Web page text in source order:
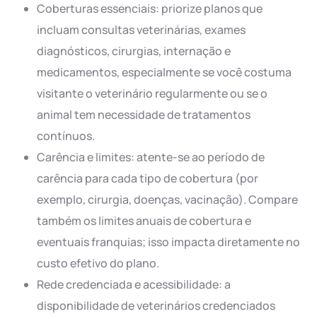
Coberturas essenciais: priorize planos que
incluam consultas veterinárias, exames
diagnósticos, cirurgias, internação e
medicamentos, especialmente se você costuma
visitante o veterinário regularmente ou se o
animal tem necessidade de tratamentos
contínuos.
Carência e limites: atente-se ao período de
carência para cada tipo de cobertura (por
exemplo, cirurgia, doenças, vacinação). Compare
também os limites anuais de cobertura e
eventuais franquias; isso impacta diretamente no
custo efetivo do plano.
Rede credenciada e acessibilidade: a
disponibilidade de veterinários credenciados